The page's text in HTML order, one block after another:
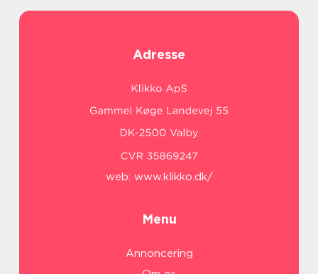
Adresse
web: www.klikko.dk/
Menu
Annoncering